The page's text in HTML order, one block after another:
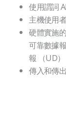
使用謂詞
主機使用
硬體實施
可靠數據
報 （UD）
傳入和傳